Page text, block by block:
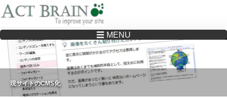
Drupalサイトの制作・保守をどこに頼んでいいか分からない方へ…まずはご相談く
ださい
☰ MENU
現サイトのCMS化